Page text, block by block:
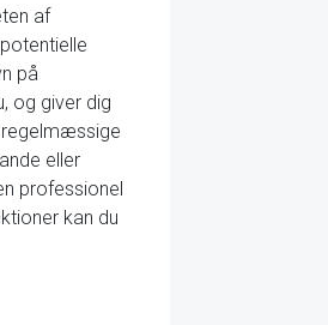
af
på
og giver dig
eller
professionel
kan du